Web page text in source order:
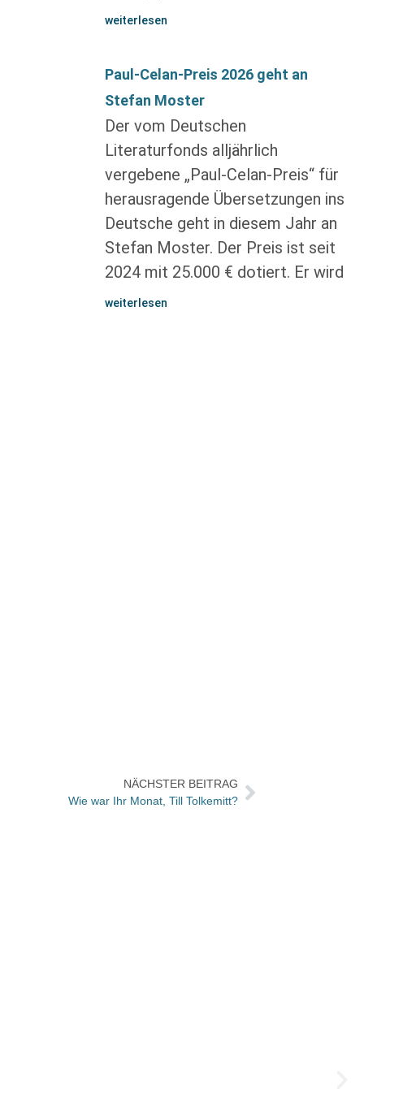
weiterlesen
Paul-Celan-Preis 2026 geht an
Stefan Moster
Der vom Deutschen
Literaturfonds alljährlich
vergebene „Paul-Celan-Preis“ für
herausragende Übersetzungen ins
Deutsche geht in diesem Jahr an
Stefan Moster. Der Preis ist seit
2024 mit 25.000 € dotiert. Er wird
weiterlesen
NÄCHSTER BEITRAG
Wie war Ihr Monat, Till Tolkemitt?